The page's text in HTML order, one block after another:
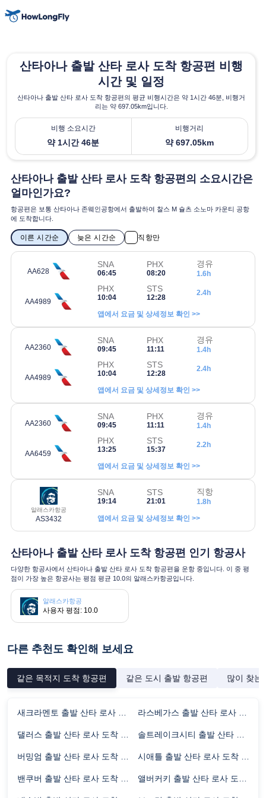
산타아나 출발 산타 로사 도착 항공편 비행
시간 및 일정
산타아나 출발 산타 로사 도착 항공편의 평균 비행시간은 약 1시간 46분, 비행거
리는 약 697.05km입니다.
비행 소요시간
약 1시간 46분
비행거리
약 697.05km
산타아나 출발 산타 로사 도착 항공편의 소요시간은
얼마인가요?
항공편은 보통 산타아나 존웨인공항에서 출발하여 찰스 M 슐츠 소노마 카운티 공항
에 도착합니다.
이른 시간순 늦은 시간순 직항만
AA628
SNA
06:45
PHX
08:20
경유
1.6h
AA4989
PHX
10:04
STS
12:28
2.4h
앱에서 요금 및 상세정보 확인 >>
AA2360
SNA
09:45
PHX
11:11
경유
1.4h
AA4989
PHX
10:04
STS
12:28
2.4h
앱에서 요금 및 상세정보 확인 >>
AA2360
SNA
09:45
PHX
11:11
경유
1.4h
AA6459
PHX
13:25
STS
15:37
2.2h
앱에서 요금 및 상세정보 확인 >>
알래스카항공
AS3432
SNA
19:14
STS
21:01
직항
1.8h
앱에서 요금 및 상세정보 확인 >>
산타아나 출발 산타 로사 도착 항공편 인기 항공사
다양한 항공사에서 산타아나 출발 산타 로사 도착 항공편을 운항 중입니다. 이 중 평
점이 가장 높은 항공사는 평점 평균 10.0의 알래스카항공입니다.
알래스카항공
사용자 평점: 10.0
다른 추천도 확인해 보세요
같은 목적지 도착 항공편 같은 도시 출발 항공편 많이 찾는